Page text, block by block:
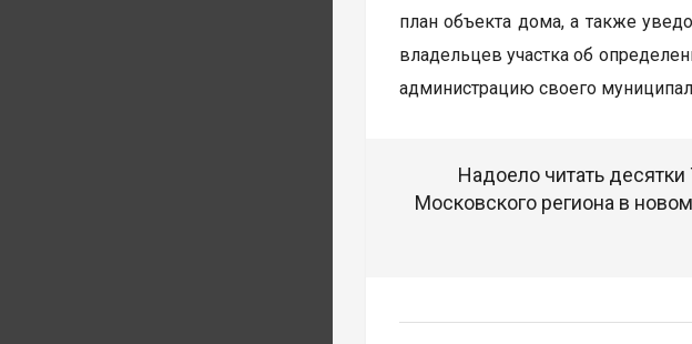
план объекта дома, а также
владельцев участка об
администрацию своего
Надоело читать
Московского региона в